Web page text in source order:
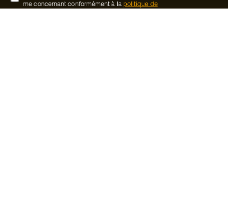
me concernant conformément à la politique de